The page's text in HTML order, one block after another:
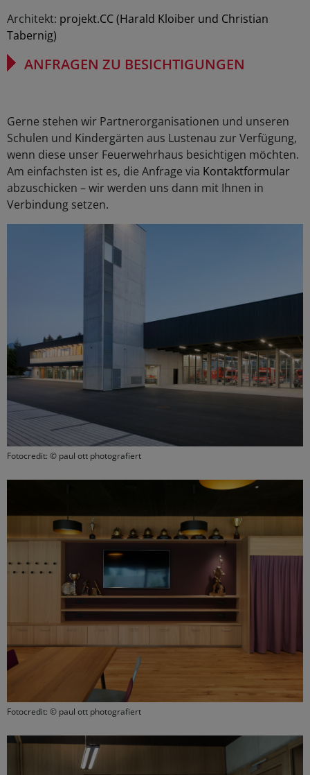
Architekt: projekt.CC (Harald Kloiber und Christian
Tabernig)
ANFRAGEN ZU BESICHTIGUNGEN
Gerne stehen wir Partnerorganisationen und unseren
Schulen und Kindergärten aus Lustenau zur Verfügung,
wenn diese unser Feuerwehrhaus besichtigen möchten.
Am einfachsten ist es, die Anfrage via Kontaktformular
abzuschicken – wir werden uns dann mit Ihnen in
Verbindung setzen.
Fotocredit: © paul ott photografiert
Fotocredit: © paul ott photografiert